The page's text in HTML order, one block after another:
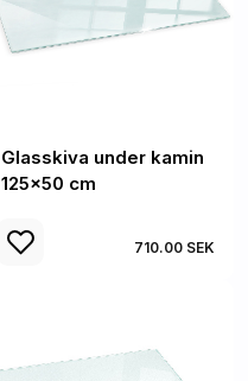
Glasskiva under kamin
125x50 cm
710.00 SEK